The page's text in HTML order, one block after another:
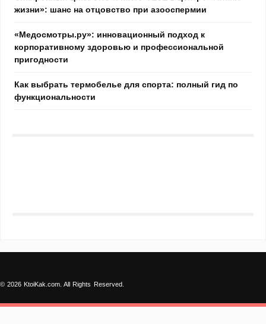
жизни»: шанс на отцовство при азооспермии
«Медосмотры.ру»: инновационный подход к
корпоративному здоровью и профессиональной
пригодности
Как выбрать термобелье для спорта: полный гид по
функциональности
© 2026 KtoiKak.com. All Rights Reserved.